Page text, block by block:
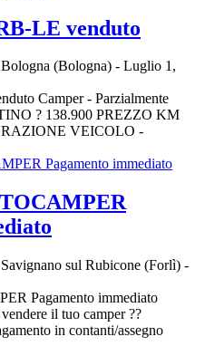
LE venduto
Bologna (Bologna) - Luglio 1,
Camper - Parzialmente
? 138.900 PREZZO KM
VEICOLO -
Savignano sul Rubicone (Forlì) -
Pagamento immediato
il tuo camper ??
in contanti/assegno